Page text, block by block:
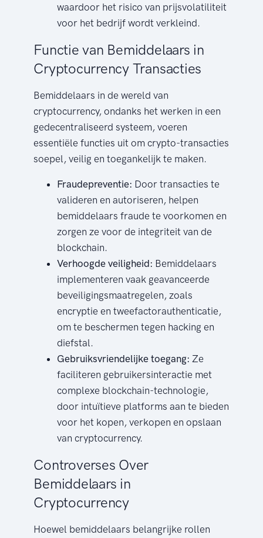
waardoor het risico van prijsvolatiliteit
voor het bedrijf wordt verkleind.
Functie van Bemiddelaars in
Cryptocurrency Transacties
Bemiddelaars in de wereld van
cryptocurrency, ondanks het werken in een
gedecentraliseerd systeem, voeren
essentiële functies uit om crypto-transacties
soepel, veilig en toegankelijk te maken.
Fraudepreventie: Door transacties te
valideren en autoriseren, helpen
bemiddelaars fraude te voorkomen en
zorgen ze voor de integriteit van de
blockchain.
Verhoogde veiligheid: Bemiddelaars
implementeren vaak geavanceerde
beveiligingsmaatregelen, zoals
encryptie en tweefactorauthenticatie,
om te beschermen tegen hacking en
diefstal.
Gebruiksvriendelijke toegang: Ze
faciliteren gebruikersinteractie met
complexe blockchain-technologie,
door intuïtieve platforms aan te bieden
voor het kopen, verkopen en opslaan
van cryptocurrency.
Controverses Over
Bemiddelaars in
Cryptocurrency
Hoewel bemiddelaars belangrijke rollen